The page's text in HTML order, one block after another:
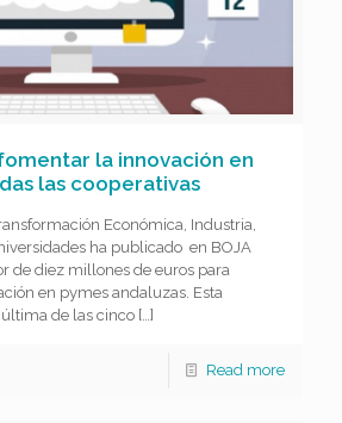
la innovación en
las cooperativas
Económica, Industria,
ha publicado en BOJA
de diez millones de euros para
en pymes andaluzas. Esta
de las cinco […]
Read more